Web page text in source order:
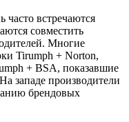
встречаются
совместить
Многие
Tirumph + Norton,
+ BSA, показавшие
западе производители
брендовых